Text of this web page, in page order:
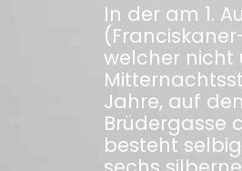
In der am 1.
welcher nicht
Jahre, auf
Brüdergasse
besteht